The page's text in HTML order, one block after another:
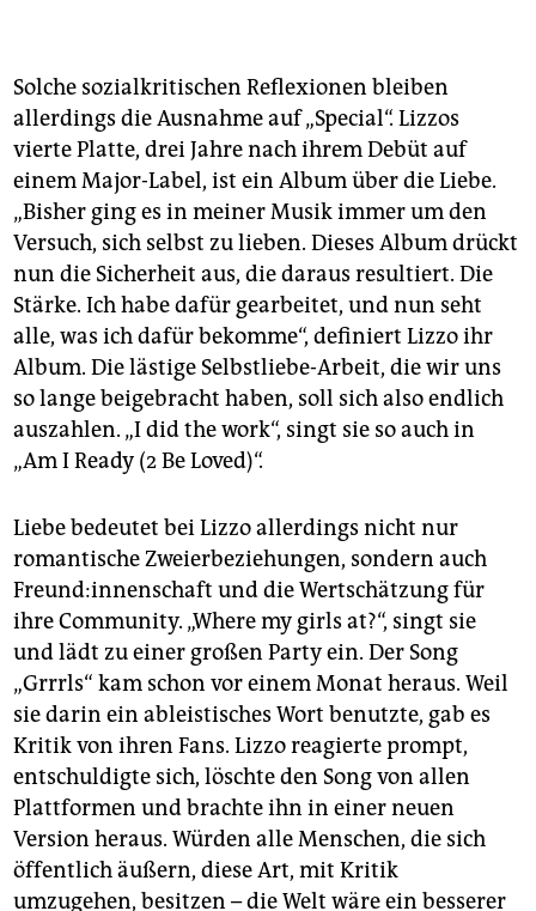
Solche sozialkritischen Reflexionen bleiben
allerdings die Ausnahme auf „Special“. Lizzos
vierte Platte, drei Jahre nach ihrem Debüt auf
einem Major-Label, ist ein Album über die Liebe.
„Bisher ging es in meiner Musik immer um den
Versuch, sich selbst zu lieben. Dieses Album drückt
nun die Sicherheit aus, die daraus resultiert. Die
Stärke. Ich habe dafür gearbeitet, und nun seht
alle, was ich dafür bekomme“, definiert Lizzo ihr
Album. Die lästige Selbstliebe-Arbeit, die wir uns
so lange beigebracht haben, soll sich also endlich
auszahlen. „I did the work“, singt sie so auch in
„Am I Ready (2 Be Loved)“.
Liebe bedeutet bei Lizzo allerdings nicht nur
romantische Zweierbeziehungen, sondern auch
Freun­d:in­nen­schaft und die Wertschätzung für
ihre Community. „Where my girls at?“, singt sie
und lädt zu einer großen Party ein. Der Song
„Grrrls“ kam schon vor einem Monat heraus. Weil
sie darin ein ableistisches Wort benutzte, gab es
Kritik von ihren Fans. Lizzo reagierte prompt,
entschuldigte sich, löschte den Song von allen
Plattformen und brachte ihn in einer neuen
Version heraus. Würden alle Menschen, die sich
öffentlich äußern, diese Art, mit Kritik
umzugehen, besitzen – die Welt wäre ein besserer